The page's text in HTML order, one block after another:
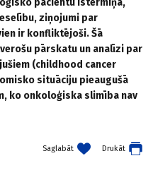
ziņojumi par
ir konfliktējoši. Šā
pārskatu un analīzi par
(childhood cancer
situāciju pieaugušā
ko onkoloģiska slimība nav
Saglabāt Drukāt